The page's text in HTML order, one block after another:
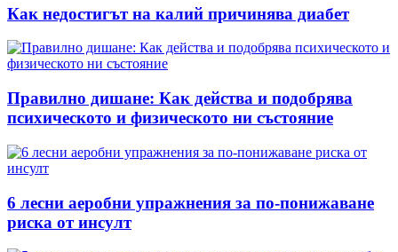
Как недостигът на калий причинява диабет
Правилно дишане: Как действа и подобрява
психическото и физическото ни състояние
6 лесни аеробни упражнения за по-понижаване
риска от инсулт